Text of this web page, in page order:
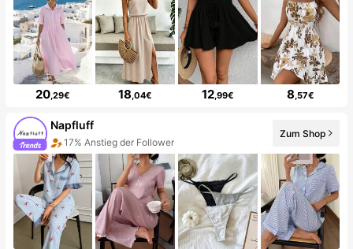
20,29€ 18,04€ 12,99€ 8,57€
Napfluff
17% Anstieg der Follower
Zum Shop